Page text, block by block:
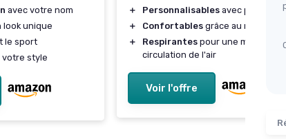
avec votre nom
look unique
le sport
votre style
＋ Personnalisables avec photo et
＋
Confortables grâce au
＋
Respirantes pour une meilleure
circulation de l'air
Voir l'offre